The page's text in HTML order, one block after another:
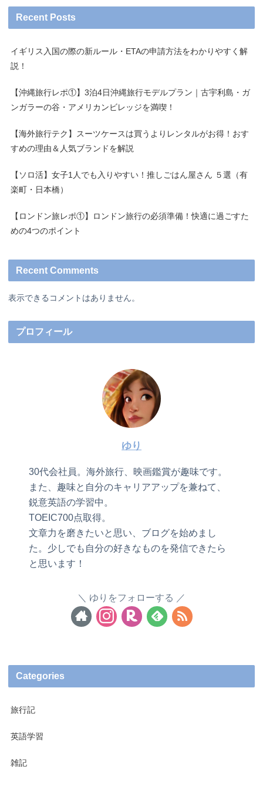
Recent Posts
イギリス入国の際の新ルール・ETAの申請方法をわかりやすく解
説！
【沖縄旅行レポ①】3泊4日沖縄旅行モデルプラン｜古宇利島・ガ
ンガラーの谷・アメリカンビレッジを満喫！
【海外旅行テク】スーツケースは買うよりレンタルがお得！おす
すめの理由＆人気ブランドを解説
【ソロ活】女子1人でも入りやすい！推しごはん屋さん ５選（有
楽町・日本橋）
【ロンドン旅レポ①】ロンドン旅行の必須準備！快適に過ごすた
めの4つのポイント
Recent Comments
表示できるコメントはありません。
プロフィール
ゆり
30代会社員。海外旅行、映画鑑賞が趣味です。
また、趣味と自分のキャリアアップを兼ねて、
鋭意英語の学習中。
TOEIC700点取得。
文章力を磨きたいと思い、ブログを始めまし
た。少しでも自分の好きなものを発信できたら
と思います！
ゆりをフォローする
Categories
旅行記
英語学習
雑記